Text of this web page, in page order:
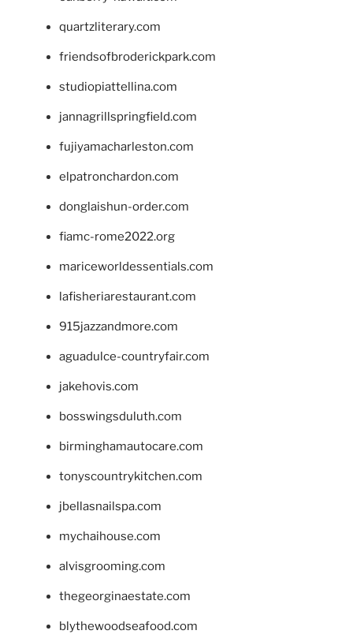
quartzliterary.com
friendsofbroderickpark.com
studiopiattellina.com
jannagrillspringfield.com
fujiyamacharleston.com
elpatronchardon.com
donglaishun-order.com
fiamc-rome2022.org
mariceworldessentials.com
lafisheriarestaurant.com
915jazzandmore.com
aguadulce-countryfair.com
jakehovis.com
bosswingsduluth.com
birminghamautocare.com
tonyscountrykitchen.com
jbellasnailspa.com
mychaihouse.com
alvisgrooming.com
thegeorginaestate.com
blythewoodseafood.com